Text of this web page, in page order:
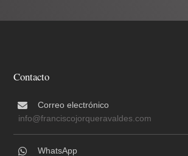
Contacto
Correo electrónico
info@franciscojorqueravaldes.com
WhatsApp